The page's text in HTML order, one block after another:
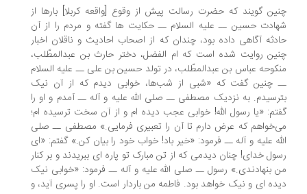
گویند که حضرت رسالت پیش از وقوع [واقعه کربلا] بارها از
حسین ــ علیه السلام ــ حکایت ها گفته و مردم را از آن
آگاهی داده بود، چندان که از اصحاب احادیث و ناقلان اخبار
روایت شده است که ام الفضل، دختر حارث بن عبدالمطّلب،
عباس بن عبدالمطّلب، در تولد حسین بن على ــ علیه السلام
چنین گفت که «شبى از شب‌ها، خوابى دیدم که از آن نیک
به نزدیک مصطفى ــ صلى الله علیه و آله ــ آمدم و او را
«یا رسول الله! خوابى عجب دیده ام و از آن سخت ترسیده ام؛
که عرض دارم تا آن را تعبیرى فرمایى.» مصطفى ــ صلى
علیه و آله ــ فرمود: «خیر باد! خواب خود را بیان کن.» گفتم: «اى
خداى! چنان دیدمى که از تن مبارک تو پاره اى ببریدند و بر کنار
بنهادندى.» رسول ــ صلى الله علیه و آله ــ فرمود: «خوابى نیک
اى و نیک خواهد بود. فاطمه من باردار است. او را پسرى آید، و